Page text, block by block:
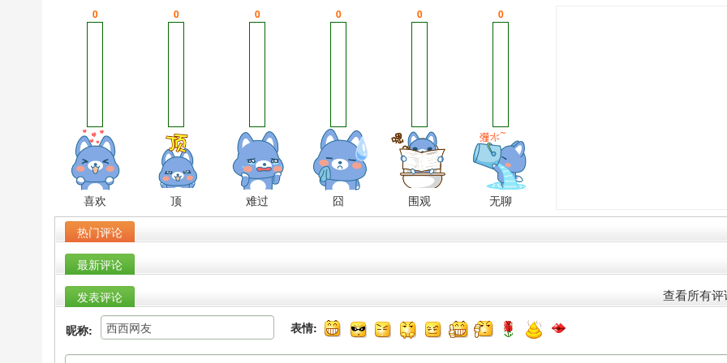
0
喜欢
0
顶
0
难过
0
囧
0
围观
0
无聊
热门评论
最新评论
发表评论
查看所有评
昵称: 表情: